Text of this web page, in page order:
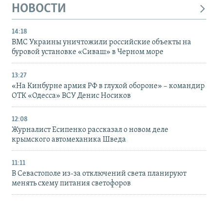
НОВОСТИ
14:18
ВМС Украины уничтожили российские объекты на
буровой установке «Сиваш» в Черном море
13:27
«На Кинбурне армия РФ в глухой обороне» – командир
ОТК «Одесса» ВСУ Денис Носиков
12:08
Журналист Есипенко рассказал о новом деле
крымского автомеханика Шведа
11:11
В Севастополе из-за отключений света планируют
менять схему питания светофоров